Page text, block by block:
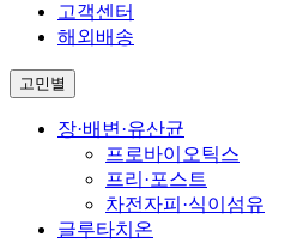
고객센터
해외배송
고민별
장·배변·유산균
프로바이오틱스
프리·포스트
차전자피·식이섬유
글루타치온